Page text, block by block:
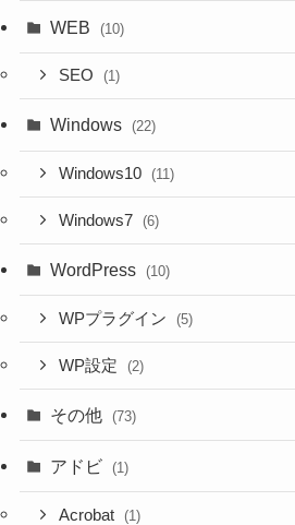
WEB (10)
SEO (1)
Windows (22)
Windows10 (11)
Windows7 (6)
WordPress (10)
WPプラグイン (5)
WP設定 (2)
その他 (73)
アドビ (1)
Acrobat (1)